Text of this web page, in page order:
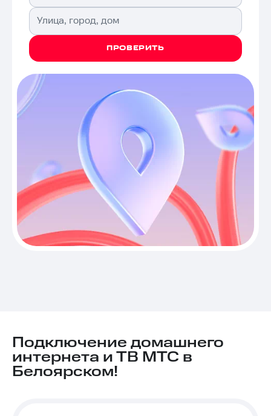
Улица, город, дом
ПРОВЕРИТЬ
Подключение домашнего
интернета и ТВ МТС в
Белоярском!